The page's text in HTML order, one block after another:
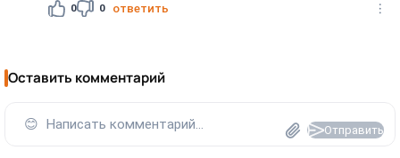
0 0 ответить
Оставить комментарий
😊 Написать комментарий... Отправить